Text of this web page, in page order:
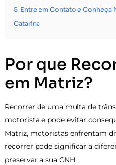
5 Entre em Contato e Conheça
Catarina
Por que
em Matriz?
Recorrer de uma multa de
motorista e pode evitar
Matriz, motoristas enfrentam
recorrer pode significar a
preservar a sua CNH.